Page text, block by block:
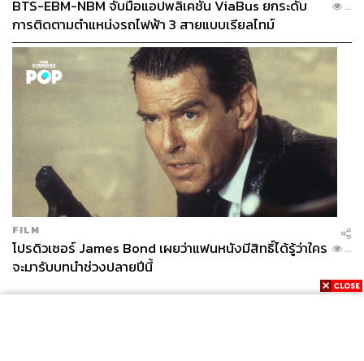
BTS-EBM-NBM จับมือแอปพลิเคชัน ViaBus ยกระดับ
การติดตามตำแหน่งรถไฟฟ้า 3 สายแบบเรียลไทม์
...
FILM
โปรดิวเซอร์ James Bond เผยว่าแฟนหนังมีสิทธิ์ได้รู้ว่าใคร
จะมารับบทนำช่วงปลายปีนี้
...